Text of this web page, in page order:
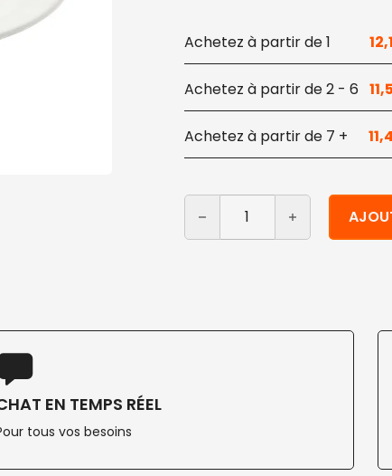
1
2 - 6
7 +
quantité de Soucoupes en
Alternative:
EN TEMPS RÉEL
tous vos besoins